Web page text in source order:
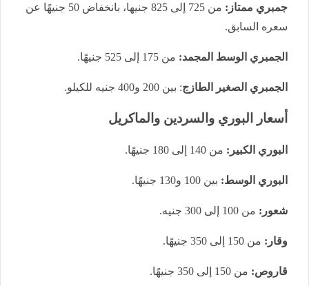
جمبري ممتاز:
من 725 إلى 825 جنيها، بانخفاض 50 جنيهًا عن
سعره السابق.
الجمبري الوسط المجمد: من 175 إلى 525 جنيهًا.
الجمبري الصغير الطازج: بين 200 و400 جنيه للكيلو.
أسعار البوري والسردين والماكريل
البوري الكبير: من 140 إلى 180 جنيهًا.
البوري الوسط: بين 100 و130 جنيهًا.
شعور: من 100 إلى 300 جنيه.
وقار: من 150 إلى 350 جنيهًا.
قاروص: من 150 إلى 350 جنيهًا.